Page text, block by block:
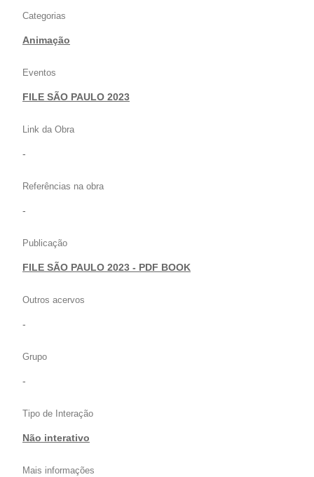
Categorias
Animação
Eventos
FILE SÃO PAULO 2023
Link da Obra
-
Referências na obra
-
Publicação
FILE SÃO PAULO 2023 - PDF BOOK
Outros acervos
-
Grupo
-
Tipo de Interação
Não interativo
Mais informações